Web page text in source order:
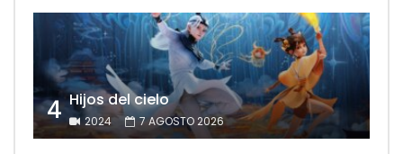
4 Hijos del cielo
2024 7 AGOSTO 2026